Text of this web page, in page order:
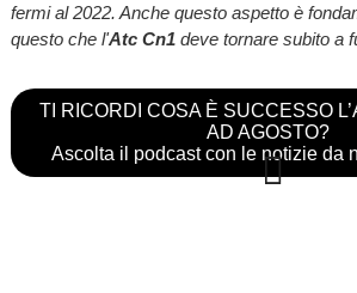
fermi al 2022. Anche questo aspetto è
questo che l'Atc Cn1deve tornare subito a
TI RICORDI COSA È SUCCESSO
AD AGOSTO?
Ascolta il podcast con le notizie da